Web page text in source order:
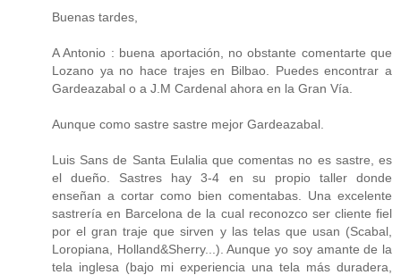
Buenas tardes,
A Antonio : buena aportación, no obstante comentarte que
Lozano ya no hace trajes en Bilbao. Puedes encontrar a
Gardeazabal o a J.M Cardenal ahora en la Gran Vía.
Aunque como sastre sastre mejor Gardeazabal.
Luis Sans de Santa Eulalia que comentas no es sastre, es
el dueño. Sastres hay 3-4 en su propio taller donde
enseñan a cortar como bien comentabas. Una excelente
sastrería en Barcelona de la cual reconozco ser cliente fiel
por el gran traje que sirven y las telas que usan (Scabal,
Loropiana, Holland&Sherry...). Aunque yo soy amante de la
tela inglesa (bajo mi experiencia una tela más duradera,